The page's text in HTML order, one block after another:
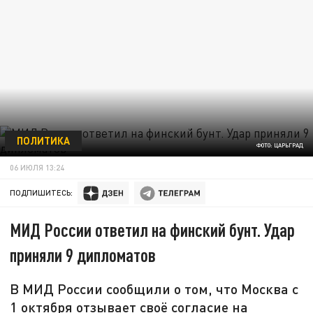
ФОТО: ЦАРЬГРАД
ПОЛИТИКА
06 ИЮЛЯ 13:24
ПОДПИШИТЕСЬ:
МИД России ответил на финский бунт. Удар
приняли 9 дипломатов
В МИД России сообщили о том, что Москва с
1 октября отзывает своё согласие на